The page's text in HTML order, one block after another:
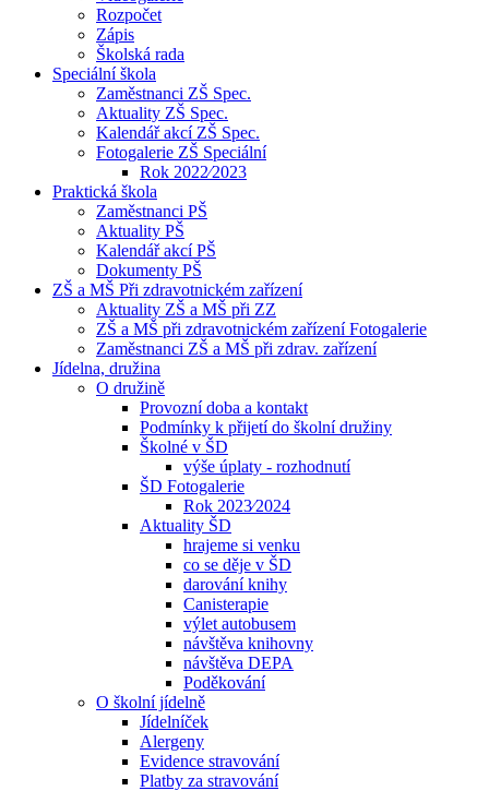
Rozpočet
Zápis
Školská rada
Speciální škola
Zaměstnanci ZŠ Spec.
Aktuality ZŠ Spec.
Kalendář akcí ZŠ Spec.
Fotogalerie ZŠ Speciální
Rok 2022⁄2023
Praktická škola
Zaměstnanci PŠ
Aktuality PŠ
Kalendář akcí PŠ
Dokumenty PŠ
ZŠ a MŠ Při zdravotnickém zařízení
Aktuality ZŠ a MŠ při ZZ
ZŠ a MŠ při zdravotnickém zařízení Fotogalerie
Zaměstnanci ZŠ a MŠ při zdrav. zařízení
Jídelna, družina
O družině
Provozní doba a kontakt
Podmínky k přijetí do školní družiny
Školné v ŠD
výše úplaty - rozhodnutí
ŠD Fotogalerie
Rok 2023⁄2024
Aktuality ŠD
hrajeme si venku
co se děje v ŠD
darování knihy
Canisterapie
výlet autobusem
návštěva knihovny
návštěva DEPA
Poděkování
O školní jídelně
Jídelníček
Alergeny
Evidence stravování
Platby za stravování